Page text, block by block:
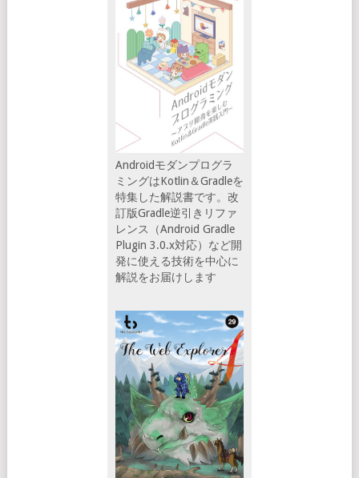
Androidモダンプログラ
ミングはKotlin＆Gradleを
特集した解説書です。改
訂版Gradle逆引きリファ
レンス（Android Gradle
Plugin 3.0.x対応）など開
発に使える技術を中心に
解説をお届けします